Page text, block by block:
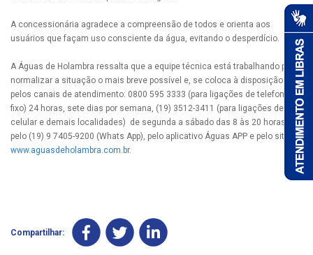
A concessionária agradece a compreensão de todos e orienta aos
usuários que façam uso consciente da água, evitando o desperdício.
A Águas de Holambra ressalta que a equipe técnica está trabalhando para
normalizar a situação o mais breve possível e, se coloca à disposição
pelos canais de atendimento: 0800 595 3333 (para ligações de telefones
fixo) 24 horas, sete dias por semana, (19) 3512-3411 (para ligações de
celular e demais localidades) de segunda a sábado das 8 às 20 horas,
pelo (19) 9 7405-9200 (Whats App), pelo aplicativo Águas APP e pelo site
www.aguasdeholambra.com.br.
Compartilhar: